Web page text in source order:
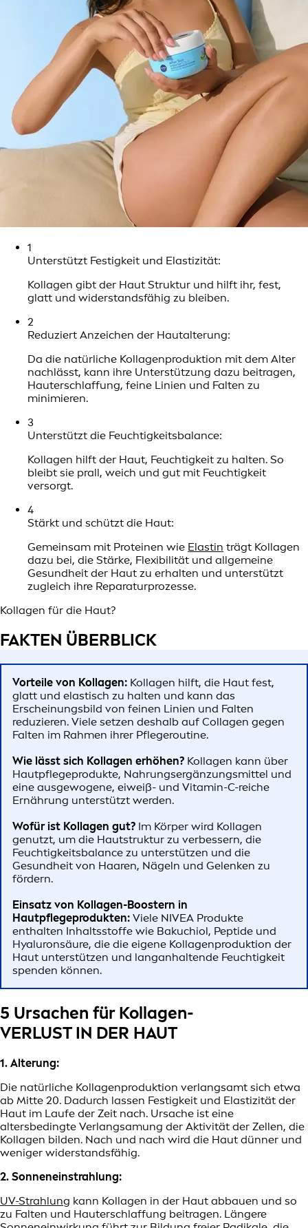
1
Unterstützt Festigkeit und Elastizität:
Kollagen gibt der Haut Struktur und hilft ihr, fest,
glatt und widerstandsfähig zu bleiben.
2
Reduziert Anzeichen der Hautalterung:
Da die natürliche Kollagenproduktion mit dem Alter
nachlässt, kann ihre Unterstützung dazu beitragen,
Hauterschlaffung, feine Linien und Falten zu
minimieren.
3
Unterstützt die Feuchtigkeitsbalance:
Kollagen hilft der Haut, Feuchtigkeit zu halten. So
bleibt sie prall, weich und gut mit Feuchtigkeit
versorgt.
4
Stärkt und schützt die Haut:
Gemeinsam mit Proteinen wie Elastin trägt Kollagen
dazu bei, die Stärke, Flexibilität und allgemeine
Gesundheit der Haut zu erhalten und unterstützt
zugleich ihre Reparaturprozesse.
Kollagen für die Haut?
FAKTEN ÜBERBLICK
Vorteile von Kollagen: Kollagen hilft, die Haut fest,
glatt und elastisch zu halten und kann das
Erscheinungsbild von feinen Linien und Falten
reduzieren. Viele setzen deshalb auf Collagen gegen
Falten im Rahmen ihrer Pflegeroutine.
Wie lässt sich Kollagen erhöhen? Kollagen kann über
Hautpflegeprodukte, Nahrungsergänzungsmittel und
eine ausgewogene, eiweiß- und Vitamin-C-reiche
Ernährung unterstützt werden.
Wofür ist Kollagen gut? Im Körper wird Kollagen
genutzt, um die Hautstruktur zu verbessern, die
Feuchtigkeitsbalance zu unterstützen und die
Gesundheit von Haaren, Nägeln und Gelenken zu
fördern.
Einsatz von Kollagen-Boostern in
Hautpflegeprodukten: Viele NIVEA Produkte
enthalten Inhaltsstoffe wie Bakuchiol, Peptide und
Hyaluronsäure, die die eigene Kollagenproduktion der
Haut unterstützen und langanhaltende Feuchtigkeit
spenden können.
5 Ursachen für Kollagen-
VERLUST IN DER HAUT
1. Alterung:
Die natürliche Kollagenproduktion verlangsamt sich etwa
ab Mitte 20. Dadurch lassen Festigkeit und Elastizität der
Haut im Laufe der Zeit nach. Ursache ist eine
altersbedingte Verlangsamung der Aktivität der Zellen, die
Kollagen bilden. Nach und nach wird die Haut dünner und
weniger widerstandsfähig.
2. Sonneneinstrahlung:
UV-Strahlung kann Kollagen in der Haut abbauen und so
zu Falten und Hauterschlaffung beitragen. Längere